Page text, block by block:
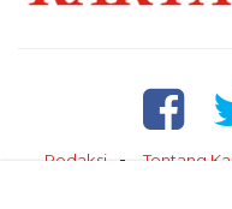
Redaksi Tentang